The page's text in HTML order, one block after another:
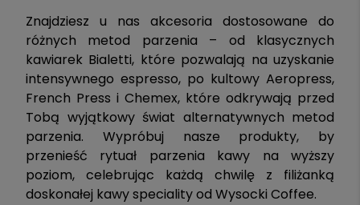
Znajdziesz u nas akcesoria dostosowane do
różnych metod parzenia – od klasycznych
kawiarek Bialetti, które pozwalają na uzyskanie
intensywnego espresso, po kultowy Aeropress,
French Press i Chemex, które odkrywają przed
Tobą wyjątkowy świat alternatywnych metod
parzenia. Wypróbuj nasze produkty, by
przenieść rytuał parzenia kawy na wyższy
poziom, celebrując każdą chwilę z filiżanką
doskonałej kawy speciality od Wysocki Coffee.